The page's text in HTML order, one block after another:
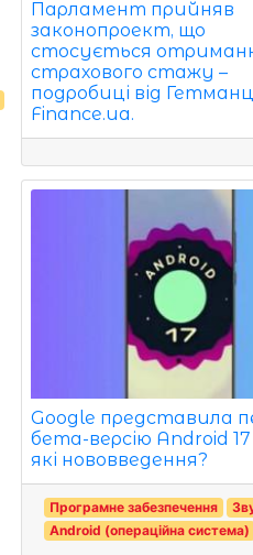
Парламент прийняв
законопроект, що
стосується
страхового стажу –
подробиці від
Finance.ua.
Google представила
бета-версію Android 17
які нововведення?
Програмне забезпечення
Android (операційна система)